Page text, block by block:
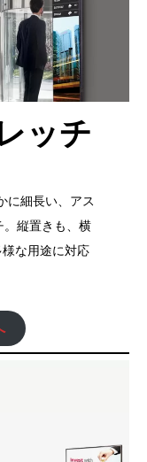
ッチ
に細長い、アス
縦置きも、横
な用途に対応